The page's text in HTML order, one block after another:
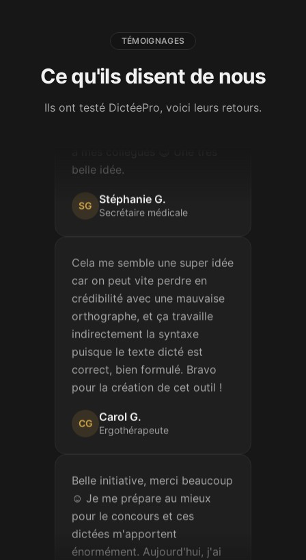
TÉMOIGNAGES
Ce qu'ils disent de nous
Ils ont testé DictéePro, voici leurs retours.
Je viens de faire une de vos
bien fait ! Je partage votre lien
Secrétaire médicale
car on peut vite perdre en
crédibilité avec une mauvaise
orthographe, et ça travaille
indirectement la syntaxe
puisque le texte dicté est
correct, bien formulé. Bravo
pour la création de cet outil !
Ergothérapeute
☺️ Je me prépare au mieux
pour le concours et ces
dictées m'apportent
énormément. Aujourd'hui, j'ai
enfin la chance de pouvoir